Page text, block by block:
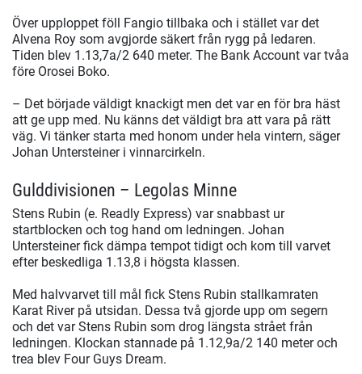
Över upploppet föll Fangio tillbaka och i stället var det
Alvena Roy som avgjorde säkert från rygg på ledaren.
Tiden blev 1.13,7a/2 640 meter. The Bank Account var tvåa
före Orosei Boko.
– Det började väldigt knackigt men det var en för bra häst
att ge upp med. Nu känns det väldigt bra att vara på rätt
väg. Vi tänker starta med honom under hela vintern, säger
Johan Untersteiner i vinnarcirkeln.
Gulddivisionen – Legolas Minne
Stens Rubin (e. Readly Express) var snabbast ur
startblocken och tog hand om ledningen. Johan
Untersteiner fick dämpa tempot tidigt och kom till varvet
efter beskedliga 1.13,8 i högsta klassen.
Med halvvarvet till mål fick Stens Rubin stallkamraten
Karat River på utsidan. Dessa två gjorde upp om segern
och det var Stens Rubin som drog längsta strået från
ledningen. Klockan stannade på 1.12,9a/2 140 meter och
trea blev Four Guys Dream.